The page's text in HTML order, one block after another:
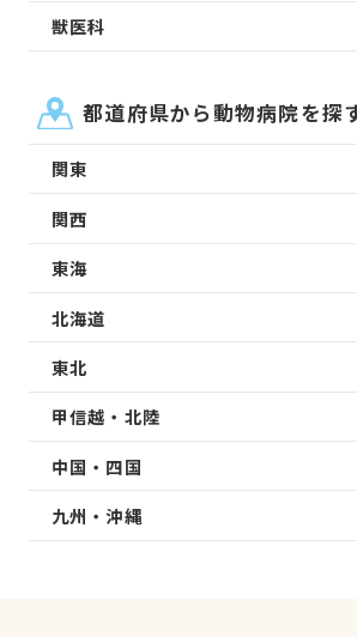
獣医科
都道府県から動物病院を探
関東
関西
東海
北海道
東北
甲信越・北陸
中国・四国
九州・沖縄